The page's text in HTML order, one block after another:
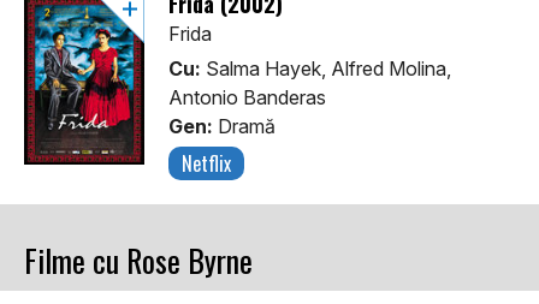
Frida
Cu: Salma Hayek, Alfred Molina,
Antonio Banderas
Gen: Dramă
Netflix
Filme cu Rose Byrne